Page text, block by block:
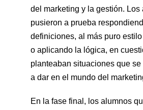
del marketing y la gestión. Los
pusieron a prueba
definiciones, al más puro
o aplicando la lógica, en
planteaban situaciones que
a dar en el mundo del
En la fase final, los alumnos